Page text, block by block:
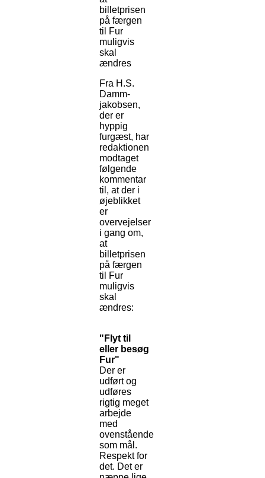
billetprisen
på færgen
til Fur
muligvis
skal
ændres
Fra H.S.
Damm-
jakobsen,
der er
hyppig
furgæst, har
redaktionen
modtaget
følgende
kommentar
til, at der i
øjeblikket
er
overvejelser
i gang om,
at
billetprisen
på færgen
til Fur
muligvis
skal
ændres:
"Flyt til
eller besøg
Fur"
Der er
udført og
udføres
rigtig meget
arbejde
med
ovenstående
som mål.
Respekt for
det. Det er